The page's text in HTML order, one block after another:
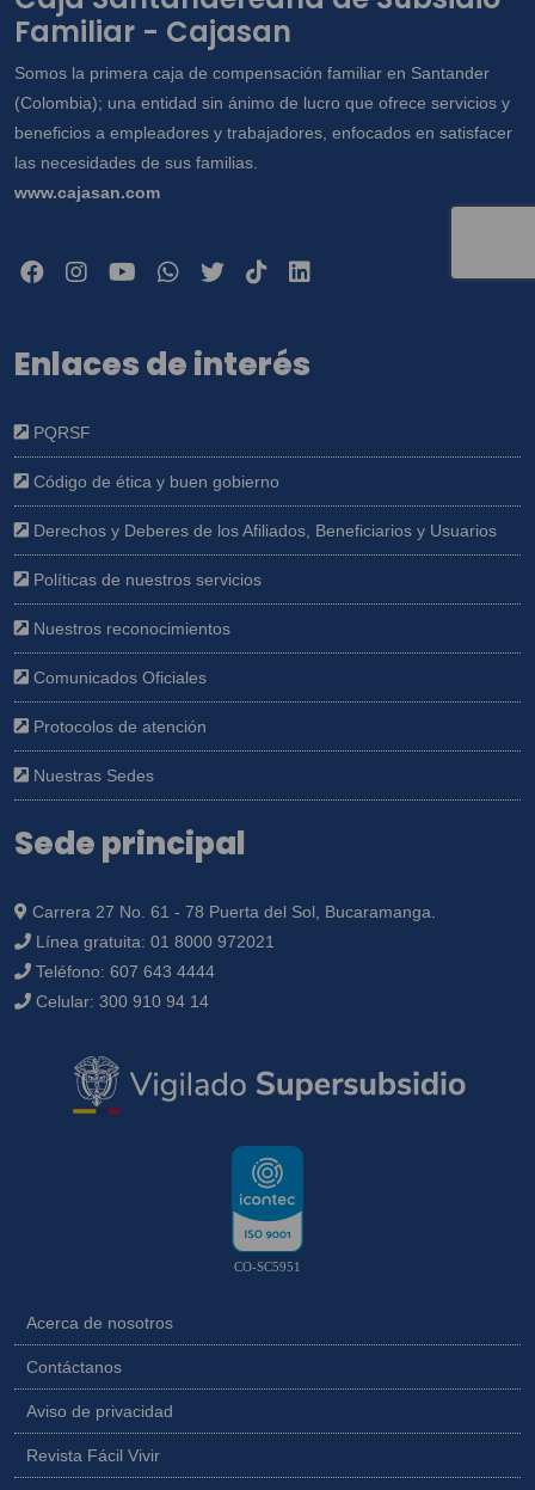
Familiar - Cajasan
Somos la primera caja de compensación familiar en Santander
(Colombia); una entidad sin ánimo de lucro que ofrece servicios y
beneficios a empleadores y trabajadores, enfocados en satisfacer
las necesidades de sus familias.
www.cajasan.com
Enlaces de interés
PQRSF
Código de ética y buen gobierno
Derechos y Deberes de los Afiliados, Beneficiarios y Usuarios
Políticas de nuestros servicios
Nuestros reconocimientos
Comunicados Oficiales
Protocolos de atención
Nuestras Sedes
Sede principal
Carrera 27 No. 61 - 78 Puerta del Sol, Bucaramanga.
Línea gratuita: 01 8000 972021
Teléfono: 607 643 4444
Celular: 300 910 94 14
CO-SC5951
Acerca de nosotros
Contáctanos
Aviso de privacidad
Revista Fácil Vivir